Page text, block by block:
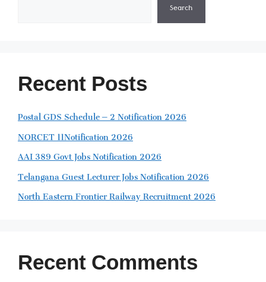
Search
Recent Posts
Postal GDS Schedule – 2 Notification 2026
NORCET 11Notification 2026
AAI 389 Govt Jobs Notification 2026
Telangana Guest Lecturer Jobs Notification 2026
North Eastern Frontier Railway Recruitment 2026
Recent Comments